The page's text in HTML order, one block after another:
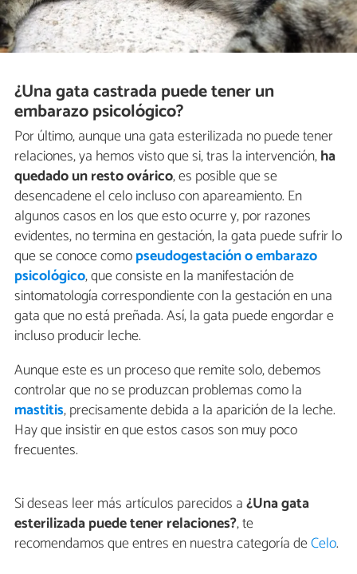
¿Una gata castrada puede tener un
embarazo psicológico?
Por último, aunque una gata esterilizada no puede tener
relaciones, ya hemos visto que si, tras la intervención,ha
quedado un resto ovárico, es posible que se
desencadene el celo incluso con apareamiento. En
algunos casos en los que esto ocurre y, por razones
evidentes, no termina en gestación, la gata puede sufrir lo
que se conoce comopseudogestación o embarazo
psicológico, que consiste en la manifestación de
sintomatología correspondiente con la gestación en una
gata que no está preñada. Así, la gata puede engordar e
incluso producir leche.
Aunque este es un proceso que remite solo, debemos
controlar que no se produzcan problemas como la
mastitis, precisamente debida a la aparición de la leche.
Hay que insistir en que estos casos son muy poco
frecuentes.
Si deseas leer más artículos parecidos a¿Una gata
esterilizada puede tener relaciones?, te
recomendamos que entres en nuestra categoría deCelo.